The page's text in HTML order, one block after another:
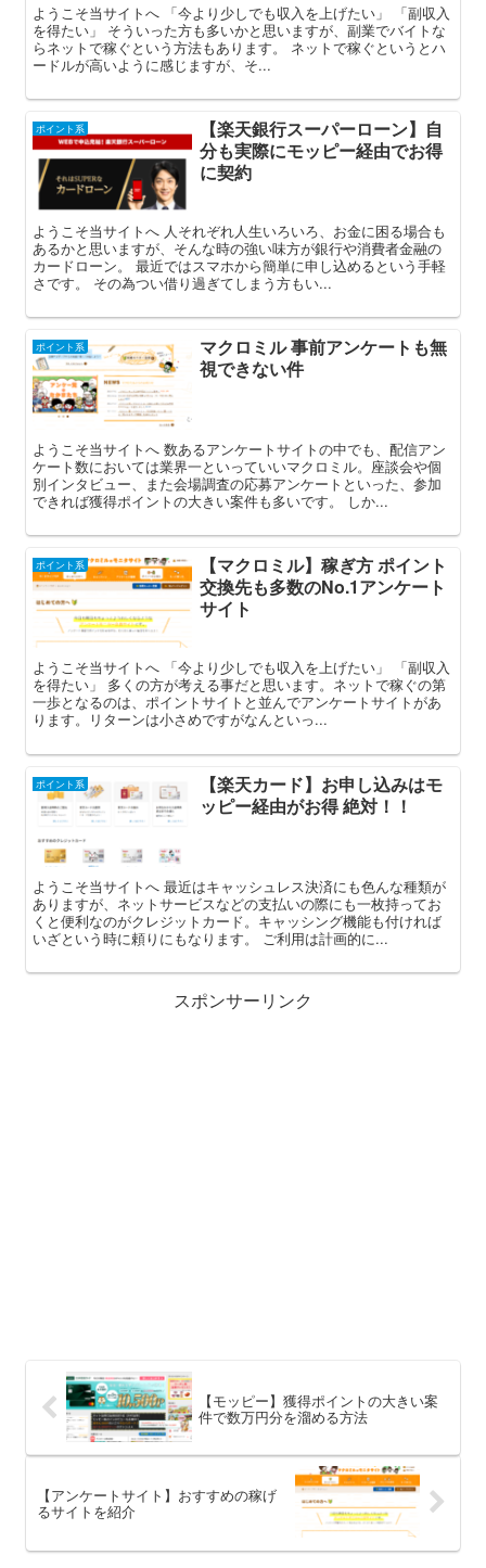
ようこそ当サイトへ 「今より少しでも収入を上げたい」 「副収入
を得たい」 そういった方も多いかと思いますが、副業でバイトな
らネットで稼ぐという方法もあります。 ネットで稼ぐというとハ
ードルが高いように感じますが、そ...
ポイント系
【楽天銀行スーパーローン】自
分も実際にモッピー経由でお得
に契約
ようこそ当サイトへ 人それぞれ人生いろいろ、お金に困る場合も
あるかと思いますが、そんな時の強い味方が銀行や消費者金融の
カードローン。 最近ではスマホから簡単に申し込めるという手軽
さです。 その為つい借り過ぎてしまう方もい...
ポイント系
マクロミル 事前アンケートも無
視できない件
ようこそ当サイトへ 数あるアンケートサイトの中でも、配信アン
ケート数においては業界一といっていいマクロミル。座談会や個
別インタビュー、また会場調査の応募アンケートといった、参加
できれば獲得ポイントの大きい案件も多いです。 しか...
ポイント系
【マクロミル】稼ぎ方 ポイント
交換先も多数のNo.1アンケート
サイト
ようこそ当サイトへ 「今より少しでも収入を上げたい」 「副収入
を得たい」 多くの方が考える事だと思います。ネットで稼ぐの第
一歩となるのは、ポイントサイトと並んでアンケートサイトがあ
ります。リターンは小さめですがなんといっ...
ポイント系
【楽天カード】お申し込みはモ
ッピー経由がお得 絶対！！
ようこそ当サイトへ 最近はキャッシュレス決済にも色んな種類が
ありますが、ネットサービスなどの支払いの際にも一枚持ってお
くと便利なのがクレジットカード。キャッシング機能も付ければ
いざという時に頼りにもなります。 ご利用は計画的に...
スポンサーリンク
【モッピー】獲得ポイントの大きい案
件で数万円分を溜める方法
【アンケートサイト】おすすめの稼げ
るサイトを紹介